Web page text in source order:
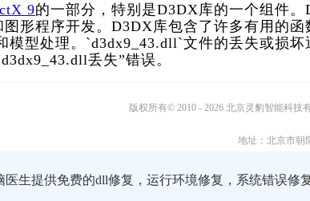
9的一部分，特别是D3DX库的一个组件
形程序开发。D3DX库包含了许多有用的
模型处理。`d3dx9_43.dll`文件的丢失或损
丢失”错误。
医生提供免费的dll修复，运行环境修复，系统错误修
版权所有© 2010 - 2026 北京灵豹智能科技
地址：北京市朝